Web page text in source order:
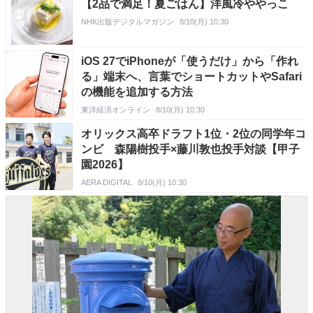
【2品で満足！夏ごはん】洋風冷ややっこ
NHK出版デジタルマガジン 8/10(月) 10:30
iOS 27でiPhoneが「使うだけ」から「作れ
る」端末へ、言葉でショートカットやSafari
の機能を追加する方法
東洋経済オンライン 8/10(月) 10:30
オリックス高卒ドラフト1位・2位の同学年コ
ンビ 森陽樹投手×藤川敦也投手対談【甲子
園2026】
AERA DIGITAL 8/10(月) 10:30